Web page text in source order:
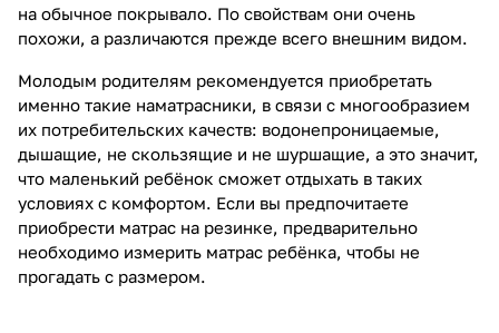
на обычное покрывало. По свойствам они очень
похожи, а различаются прежде всего внешним видом.
Молодым родителям рекомендуется приобретать
именно такие наматрасники, в связи с многообразием
их потребительских качеств: водонепроницаемые,
дышащие, не скользящие и не шуршащие, а это значит,
что маленький ребёнок сможет отдыхать в таких
условиях с комфортом. Если вы предпочитаете
приобрести матрас на резинке, предварительно
необходимо измерить матрас ребёнка, чтобы не
прогадать с размером.